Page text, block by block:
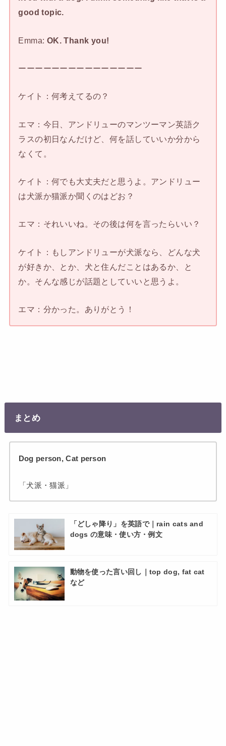
good topic.
Emma: OK. Thank you!
ーーーーーーーーーーーーーーー
ケイト：何考えてるの？
エマ：今日、アンドリューのマンツーマン英語ク
ラスの初日なんだけど、何を話していいか分から
なくて。
ケイト：何でも大丈夫だと思うよ。アンドリュー
は犬派か猫派か聞くのはどお？
エマ：それいいね。その後は何を言ったらいい？
ケイト：もしアンドリューが犬派なら、どんな犬
が好きか、とか、犬と住んだことはあるか、と
か。そんな感じが話題としていいと思うよ。
エマ：分かった。ありがとう！
まとめ
Dog person, Cat person
「犬派・猫派」
「どしゃ降り」を英語で｜rain cats and
dogs の意味・使い方・例文
動物を使った言い回し｜top dog, fat cat
など